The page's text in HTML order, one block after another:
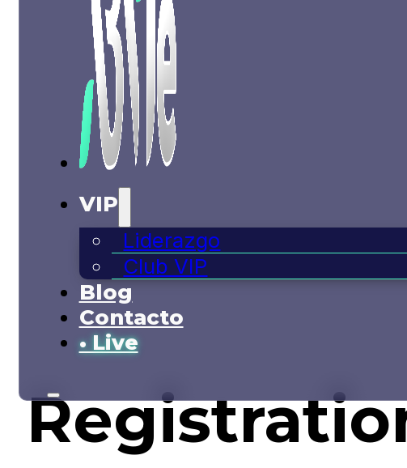
VIP
Liderazgo
Club VIP
Blog
Contacto
• Live